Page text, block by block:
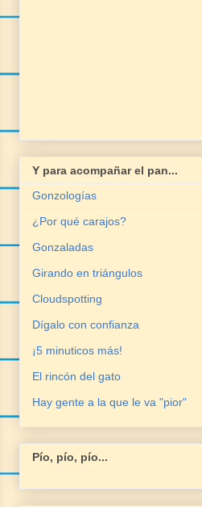
Y para acompañar el pan...
Gonzologías
¿Por qué carajos?
Gonzaladas
Girando en triángulos
Cloudspotting
Dígalo con confianza
¡5 minuticos más!
El rincón del gato
Hay gente a la que le va "pior"
Pío, pío, pío...